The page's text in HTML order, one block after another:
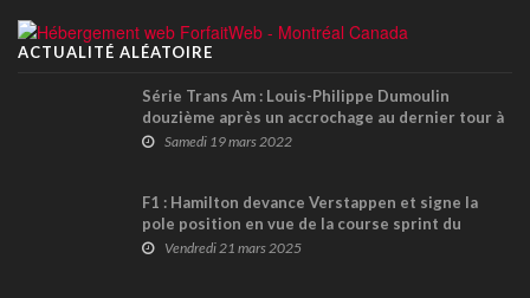
ACTUALITÉ ALÉATOIRE
Série Trans Am : Louis-Philippe Dumoulin
douzième après un accrochage au dernier tour à
Charlotte
Samedi 19 mars 2022
F1 : Hamilton devance Verstappen et signe la
pole position en vue de la course sprint du
Grand Prix de Chine; Stroll Top 10
Vendredi 21 mars 2025